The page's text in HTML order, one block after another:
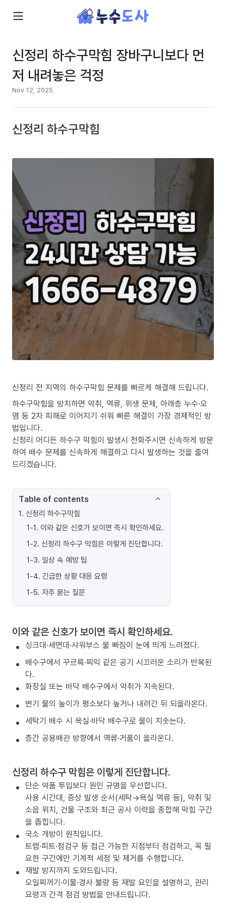
신정리 하수구막힘 장바구니보다 먼
저 내려놓은 걱정
Nov 12, 2025
신정리 하수구막힘
신정리 전 지역의 하수구막힘 문제를 빠르게 해결해 드립니다.
하수구막힘을 방치하면 악취, 역류, 위생 문제, 아래층 누수·오
염 등 2차 피해로 이어지기 쉬워 빠른 해결이 가장 경제적인 방
법입니다.
신정리 어디든 하수구 막힘이 발생시 전화주시면 신속하게 방문
하여 배수 문제를 신속하게 해결하고 다시 발생하는 것을 줄여
드리겠습니다.
Table of contents
1. 신정리 하수구막힘
1-1. 이와 같은 신호가 보이면 즉시 확인하세요.
1-2. 신정리 하수구 막힘은 이렇게 진단합니다.
1-3. 일상 속 예방 팁
1-4. 긴급한 상황 대응 요령
1-5. 자주 묻는 질문
이와 같은 신호가 보이면 즉시 확인하세요.
싱크대·세면대·샤워부스 물 빠짐이 눈에 띄게 느려졌다.
배수구에서 꾸르륵·찌익 같은 공기 시끄러운 소리가 반복된
다.
화장실 또는 바닥 배수구에서 악취가 지속된다.
변기 물의 높이가 평소보다 높거나 내려간 뒤 되올라온다.
세탁기 배수 시 욕실·바닥 배수구로 물이 치솟는다.
층간 공용배관 방향에서 역류·거품이 올라온다.
신정리 하수구 막힘은 이렇게 진단합니다.
단순 약품 투입보다 원인 규명을 우선합니다.
사용 시간대, 증상 발생 순서(세탁→욕실 역류 등), 악취 및
소음 위치, 건물 구조와 최근 공사 이력을 종합해 막힘 구간
을 좁힙니다.
국소 개방이 원칙입니다.
트랩·피트·점검구 등 접근 가능한 지점부터 점검하고, 꼭 필
요한 구간에만 기계적 세정 및 제거를 수행합니다.
재발 방지까지 도와드립니다.
오일찌꺼기·이물·경사 불량 등 재발 요인을 설명하고, 관리
요령과 간격 점검 방법을 안내드립니다.